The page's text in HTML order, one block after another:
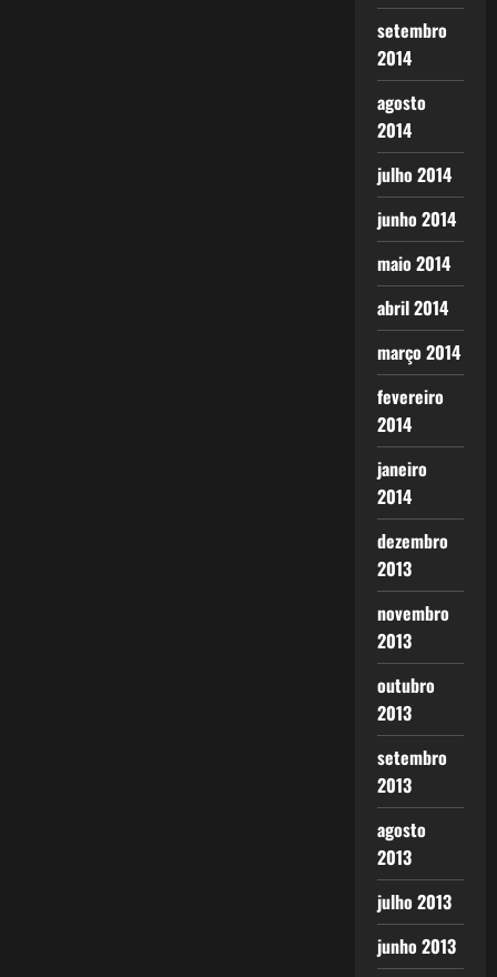
setembro
2014
agosto
2014
julho 2014
junho 2014
maio 2014
abril 2014
março 2014
fevereiro
2014
janeiro
2014
dezembro
2013
novembro
2013
outubro
2013
setembro
2013
agosto
2013
julho 2013
junho 2013